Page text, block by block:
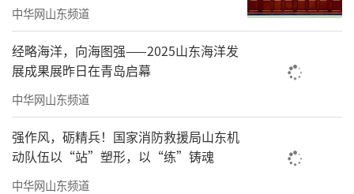
探究、思政引领的多元化阅读体系。通过阅读
教学，引导学生在书香中开阔知识视野、厚植
家国情怀、提升综合素养。
课题研究聚焦传统阅读教学单一化、碎片
化的痛点问题，积极探索学科融合、知行合一
的阅读教学新模式，将阅读能力培养与学科知
识教学、校园实践活动深度绑定。在教学实践
中华网山东频道
经略海洋，向海图强——2025山东海洋发
展成果展昨日在青岛启幕
中华网山东频道
强作风，砺精兵！国家消防救援局山东机
动队伍以“站”塑形，以“练”铸魂
中华网山东频道